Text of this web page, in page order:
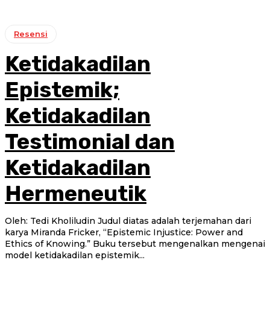
Resensi
Ketidakadilan
Epistemik;
Ketidakadilan
Testimonial dan
Ketidakadilan
Hermeneutik
Oleh: Tedi Kholiludin Judul diatas adalah terjemahan dari
karya Miranda Fricker, “Epistemic Injustice: Power and
Ethics of Knowing.” Buku tersebut mengenalkan mengenai
model ketidakadilan epistemik...